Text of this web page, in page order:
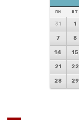
ПН ВТ
31 1
7 8
14 15
21 22
28 29